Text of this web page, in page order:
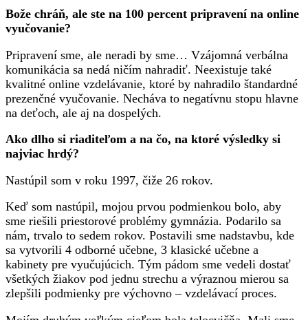
Bože chráň, ale ste na 100 percent pripravení na online
vyučovanie?
Pripravení sme, ale neradi by sme… Vzájomná verbálna
komunikácia sa nedá ničím nahradiť. Neexistuje také
kvalitné online vzdelávanie, ktoré by nahradilo štandardné
prezenčné vyučovanie. Necháva to negatívnu stopu hlavne
na deťoch, ale aj na dospelých.
Ako dlho si riaditeľom a na čo, na ktoré výsledky si
najviac hrdý?
Nastúpil som v roku 1997, čiže 26 rokov.
Keď som nastúpil, mojou prvou podmienkou bolo, aby
sme riešili priestorové problémy gymnázia. Podarilo sa
nám, trvalo to sedem rokov. Postavili sme nadstavbu, kde
sa vytvorili 4 odborné učebne, 3 klasické učebne a
kabinety pre vyučujúcich. Tým pádom sme vedeli dostať
všetkých žiakov pod jednu strechu a výraznou mierou sa
zlepšili podmienky pre výchovno – vzdelávací proces.